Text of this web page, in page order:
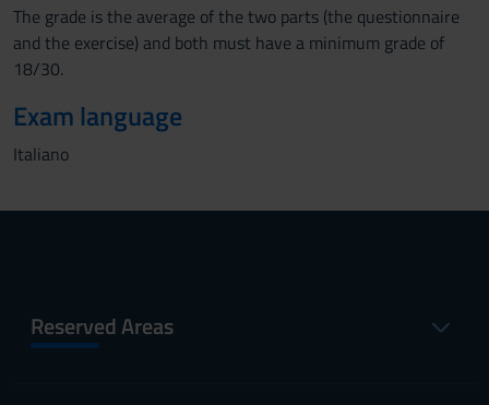
The grade is the average of the two parts (the questionnaire
and the exercise) and both must have a minimum grade of
18/30.
Exam language
Italiano
Reserved Areas